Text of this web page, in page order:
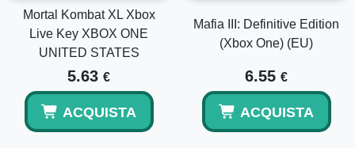
Mortal Kombat XL Xbox
Live Key XBOX ONE
UNITED STATES
5.63 €
ACQUISTA
Mafia III: Definitive Edition
(Xbox One) (EU)
6.55 €
ACQUISTA